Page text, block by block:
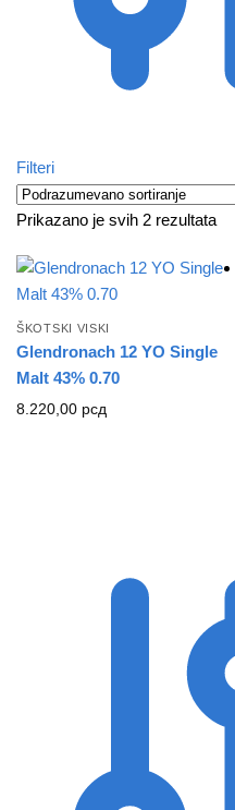
Filteri
Prikazano je svih 2 rezultata
ŠKOTSKI VISKI
Glendronach 12 YO Single
Malt 43% 0.70
8.220,00 рсд